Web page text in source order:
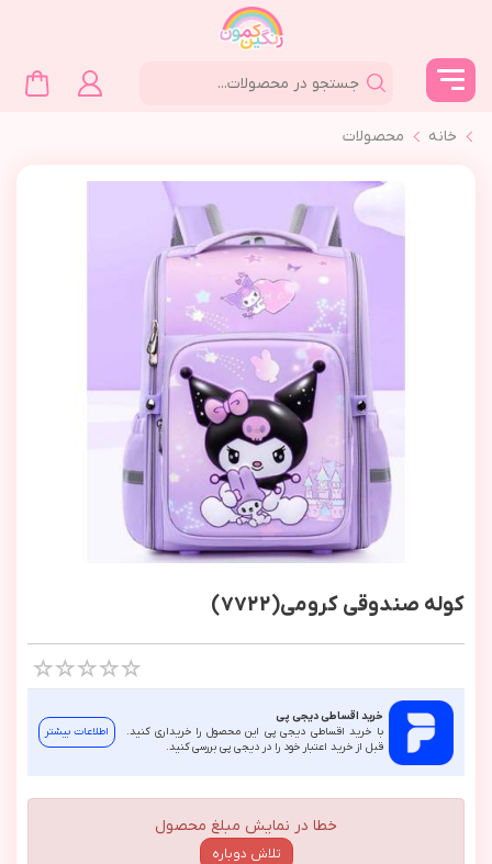
خانه محصولات
کوله صندوقی کرومی(7722)
خرید اقساطی دیجی پی
با خرید اقساطی دیجی پی این محصول را خریداری کنید.
قبل از خرید اعتبار خود را در دیجی پی بررسی کنید.
اطلاعات بیشتر
خطا در نمایش مبلغ محصول
تلاش دوباره